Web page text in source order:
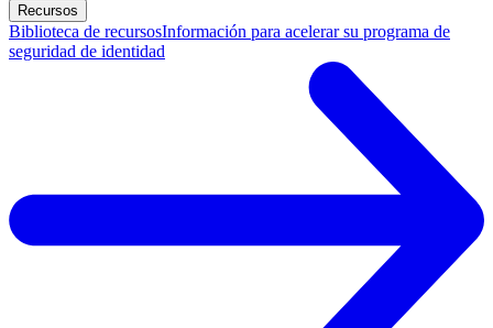
Recursos
Biblioteca de recursosInformación para acelerar su programa de
seguridad de identidad